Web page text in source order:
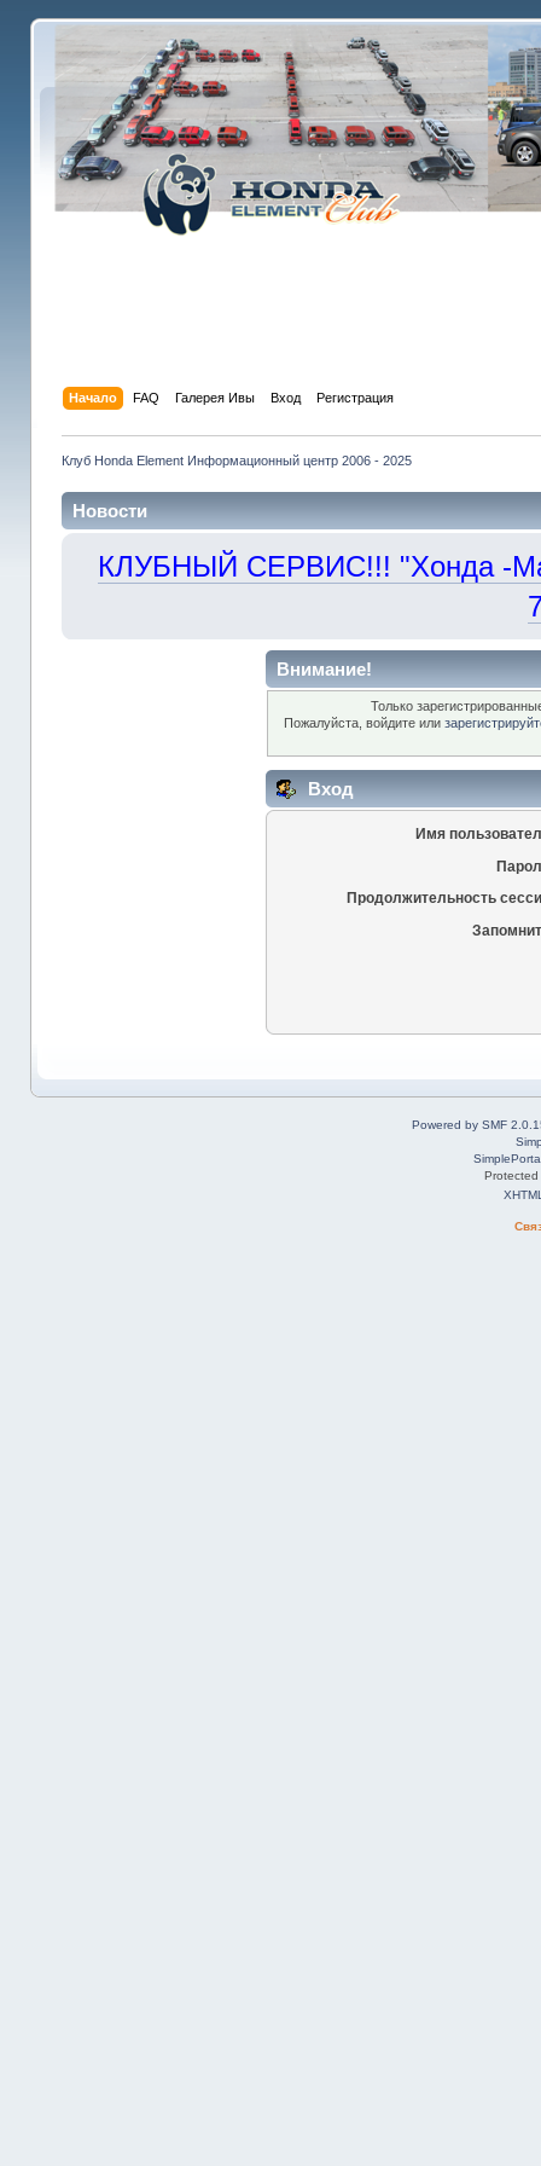
Начало FAQ Галерея Ивы Вход Регистрация
Клуб Honda Element Информационный центр 2006 - 2025
Новости
КЛУБНЫЙ СЕРВИС!!! "Хонда -
Внимание!
Только
Пожалуйста, войдите или
Вход
Имя
Продолжительность
Powered by SMF